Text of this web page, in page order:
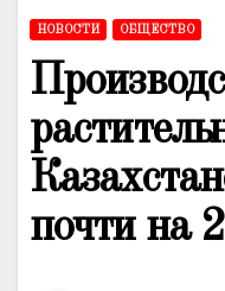
НОВОСТИ ОБЩЕСТВО
почти на